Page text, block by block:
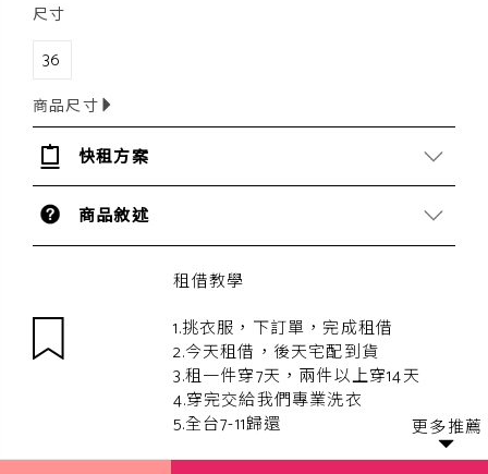
尺寸
36
商品尺寸
快租方案
商品敘述
租借教學
1.挑衣服，下訂單，完成租借
2.今天租借，後天宅配到貨
3.租一件穿7天，兩件以上穿14天
4.穿完交給我們專業洗衣
5.全台7-11歸還
更多推薦